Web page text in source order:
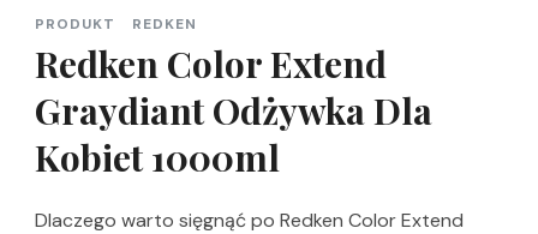
PRODUKT REDKEN
Redken Color Extend
Graydiant Odżywka Dla
Kobiet 1000ml
Dlaczego warto sięgnąć po Redken Color Extend